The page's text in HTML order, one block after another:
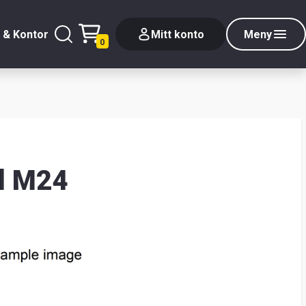
& Kontor
0
Mitt konto Meny
M24